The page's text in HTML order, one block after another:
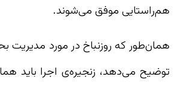
هم‌راستایی موفق می‌شوند.
همان‌طور که روزنباخ در مورد مدیریت
توضیح‌ می‌دهد، زنجیره‌ی اجرا باید